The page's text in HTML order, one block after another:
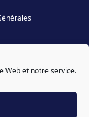
Web et notre service.